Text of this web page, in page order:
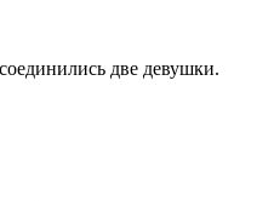
две девушки.